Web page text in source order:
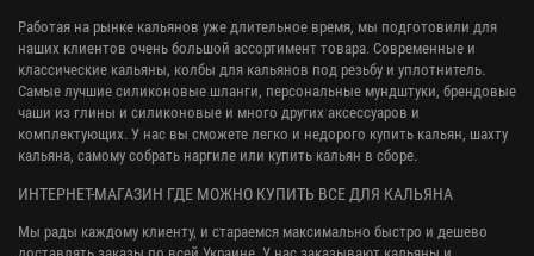
Работая на рынке кальянов уже длительное время, мы подготовили для
наших клиентов очень большой ассортимент товара. Современные и
классические кальяны, колбы для кальянов под резьбу и уплотнитель.
Самые лучшие силиконовые шланги, персональные мундштуки, брендовые
чаши из глины и силиконовые и много других аксессуаров и
комплектующих. У нас вы сможете легко и недорого купить кальян, шахту
кальяна, самому собрать наргиле или купить кальян в сборе.
ИНТЕРНЕТ-МАГАЗИН ГДЕ МОЖНО КУПИТЬ ВСЕ ДЛЯ КАЛЬЯНА
Мы рады каждому клиенту, и стараемся максимально быстро и дешево